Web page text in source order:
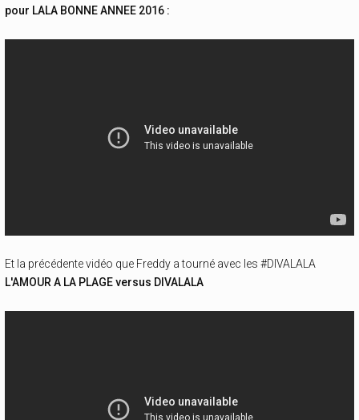
pour LALA BONNE ANNEE 2016 :
Et la précédente vidéo que Freddy a tourné avec les #DIVALALA
L'AMOUR A LA PLAGE versus DIVALALA